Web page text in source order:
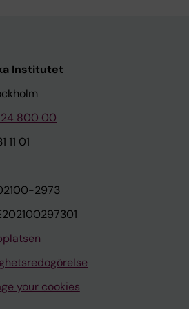
Institutet
800 00
11 01
2973
your cookies